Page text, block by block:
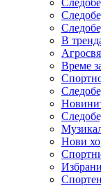
В
Време
Нови